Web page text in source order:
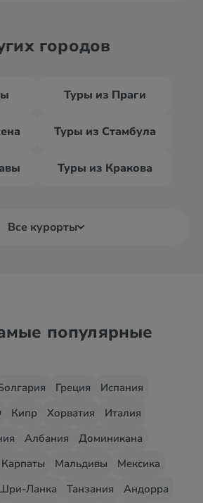
городов
Туры из Праги
Туры из Стамбула
Туры из Кракова
Все курорты
популярные
Греция
Испания
Кипр Хорватия
Италия
Албания
Доминикана
Мальдивы
Мексика
Ланка Танзания
Андорра